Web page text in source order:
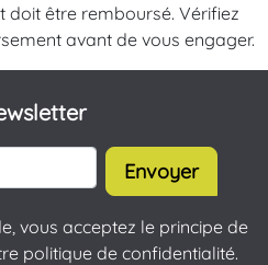
doit être remboursé. Vérifiez
avant de vous engager.
Envoyer
vous acceptez le principe de
politique de confidentialité.